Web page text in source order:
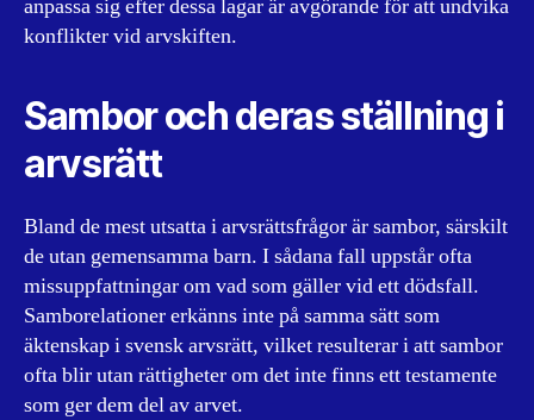
anpassa sig efter dessa lagar är avgörande för att undvika
konflikter vid arvskiften.
Sambor och deras ställning i
arvsrätt
Bland de mest utsatta i arvsrättsfrågor är sambor, särskilt
de utan gemensamma barn. I sådana fall uppstår ofta
missuppfattningar om vad som gäller vid ett dödsfall.
Samborelationer erkänns inte på samma sätt som
äktenskap i svensk arvsrätt, vilket resulterar i att sambor
ofta blir utan rättigheter om det inte finns ett testamente
som ger dem del av arvet.